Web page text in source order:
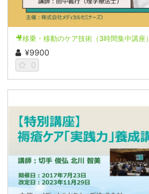
🎥移乗・移動のケア技術（3時間集中講座）
¥9900
0